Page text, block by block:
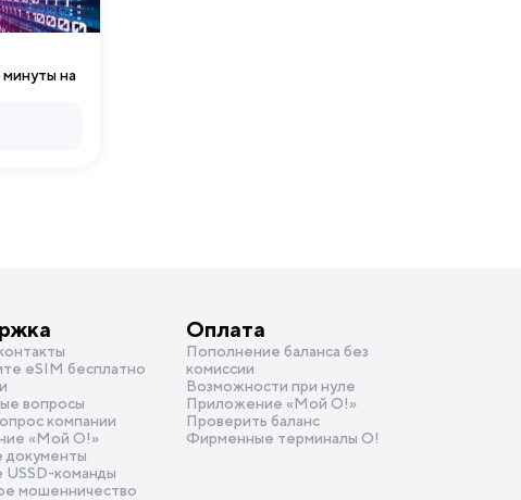
на
eSIM бесплатно
вопросы
компании
«Mой О!»
документы
команды
мошенничество
Оплата
Пополнение баланса без
комиссии
Возможности при нуле
Приложение «Мой О!»
Проверить баланс
Фирменные терминалы О!